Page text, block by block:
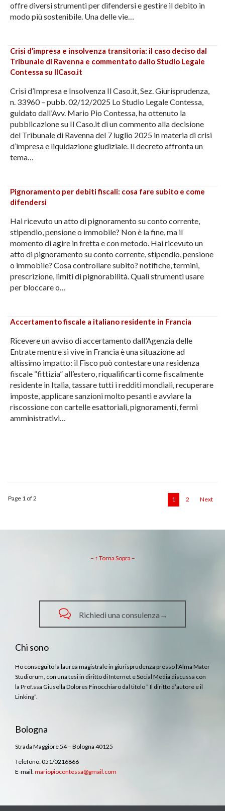
offre diversi strumenti per difendersi e gestire il debito in
modo più sostenibile. Una delle vie…
Crisi d’impresa e insolvenza transitoria: il caso deciso dal
Tribunale di Ravenna e commentato dallo Studio Legale
Contessa su IlCaso.it
Crisi d’Impresa e Insolvenza Il Caso.it, Sez. Giurisprudenza,
n. 33960 – pubb. 02/12/2025 Lo Studio Legale Contessa,
guidato dall’Avv. Mario Pio Contessa, ha ottenuto la
pubblicazione su Il Caso.it di un commento alla decisione
del Tribunale di Ravenna del 7 luglio 2025 in materia di crisi
d’impresa e liquidazione giudiziale. Il decreto affronta un
tema…
Pignoramento per debiti fiscali: cosa fare subito e come
difendersi
Hai ricevuto un atto di pignoramento su conto corrente,
stipendio, pensione o immobile? Non è la fine, ma il
momento di agire in fretta e con metodo. Hai ricevuto un
atto di pignoramento su conto corrente, stipendio, pensione
o immobile? Cosa controllare subito? notifiche, termini,
prescrizione, limiti di pignorabilità. Quali strumenti usare
per bloccare o…
Accertamento fiscale a italiano residente in Francia
Ricevere un avviso di accertamento dall’Agenzia delle
Entrate mentre si vive in Francia è una situazione ad
altissimo impatto: il Fisco può contestare una residenza
fiscale “fittizia” all’estero, riqualificarti come fiscalmente
residente in Italia, tassare tutti i redditi mondiali, recuperare
imposte, applicare sanzioni molto pesanti e avviare la
riscossione con cartelle esattoriali, pignoramenti, fermi
amministrativi…
Page 1 of 2 1 2 Next
– ↑ Torna Sopra –
 Richiedi una consulenza→
Chi sono
Ho conseguito la laurea magistrale in giurisprudenza presso l’Alma Mater
Studiorum, con una tesi in diritto di Internet e Social Media discussa con
la Prof.ssa Giusella Dolores Finocchiaro dal titolo ” Il diritto d’autore e il
Linking”.
Bologna
Strada Maggiore 54 – Bologna 40125
Telefono: 051/0216866
E-mail:mariopiocontessa@gmail.com